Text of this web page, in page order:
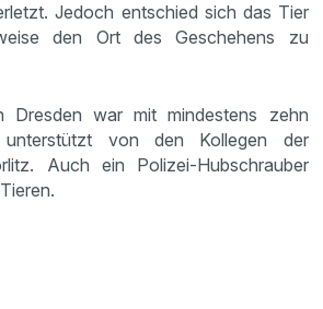
Jedoch entschied sich das Tier
den Ort des Geschehens zu
Dresden war mit mindestens zehn
von den Kollegen der
Auch ein Polizei-Hubschrauber